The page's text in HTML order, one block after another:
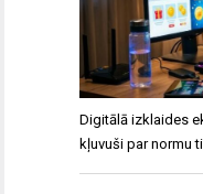
Digitālā izklaides
kļuvuši par normu